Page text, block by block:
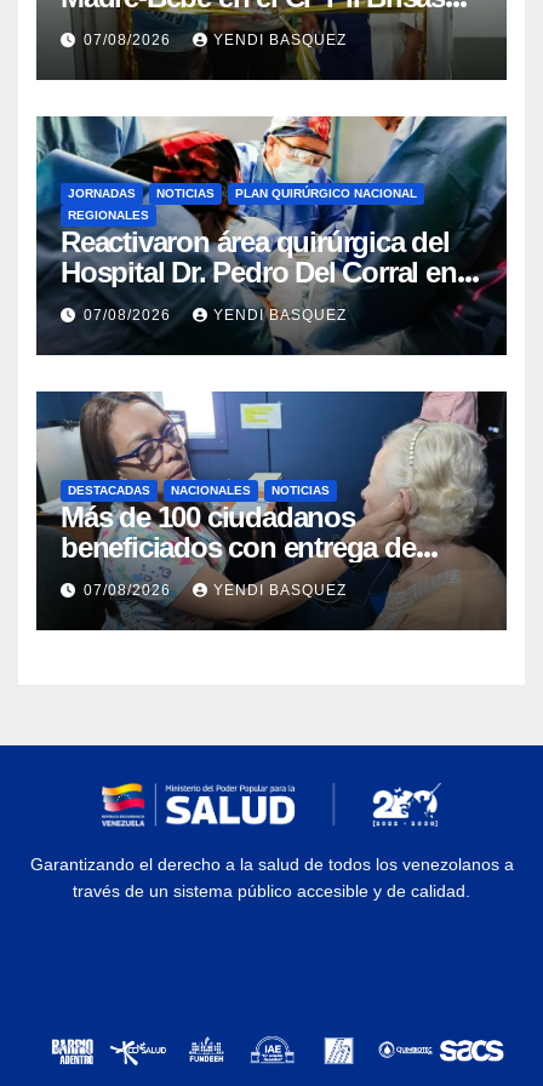
del Aeropuerto ​Inauguraron
Rincón
07/08/2026 YENDI BASQUEZ
JORNADAS NOTICIAS
PLAN QUIRÚRGICO NACIONAL
REGIONALES
Reactivaron área quirúrgica del
Hospital Dr. Pedro Del Corral en
Guárico
07/08/2026 YENDI BASQUEZ
DESTACADAS NACIONALES NOTICIAS
Más de 100 ciudadanos
beneficiados con entrega de
prótesis auditivas en el Centro de
Rehabilitación J.J. Arvelo
07/08/2026 YENDI BASQUEZ
Garantizando el derecho a la salud de todos los venezolanos a
través de un sistema público accesible y de calidad.